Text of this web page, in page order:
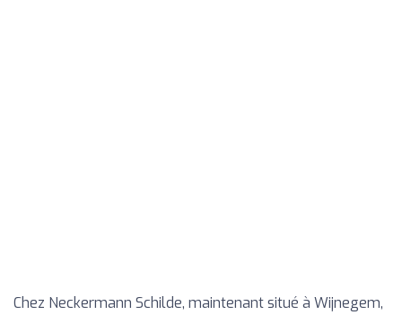
Chez Neckermann Schilde, maintenant situé à Wijnegem,